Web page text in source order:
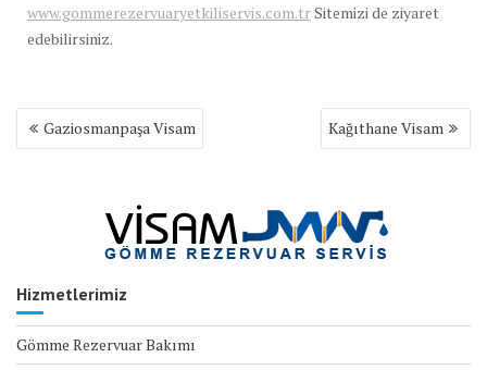
www.gommerezervuaryetkiliservis.com.trSitemizi de ziyaret
edebilirsiniz.
Yazı
gezinmesi
Gaziosmanpaşa Visam Kağıthane Visam
Hizmetlerimiz
Gömme Rezervuar Bakımı